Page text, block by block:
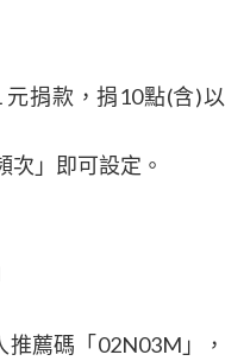
捐款，捐10點(含)以
」即可設定。
薦碼「02N03M」，